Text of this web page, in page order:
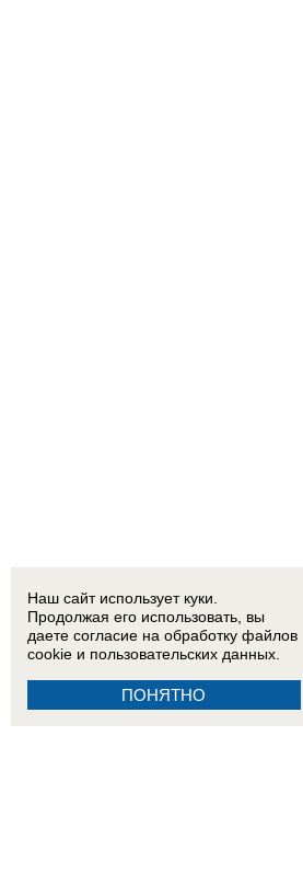
Наш сайт использует куки.
Продолжая его использовать, вы
даете согласие на обработку файлов
cookie и пользовательских данных.
ПОНЯТНО